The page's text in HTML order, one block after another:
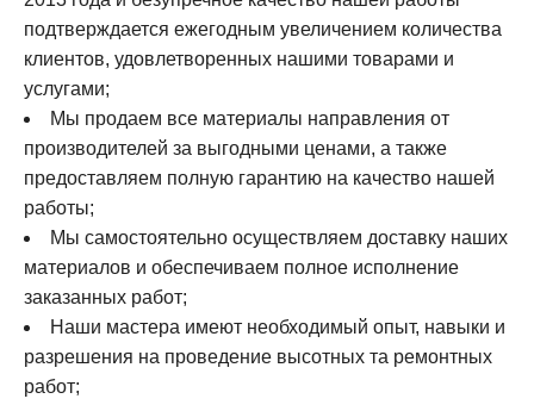
подтверждается ежегодным увеличением количества
клиентов, удовлетворенных нашими товарами и
услугами;
Мы продаем все материалы направления от
производителей за выгодными ценами, а также
предоставляем полную гарантию на качество нашей
работы;
Мы самостоятельно осуществляем доставку наших
материалов и обеспечиваем полное исполнение
заказанных работ;
Наши мастера имеют необходимый опыт, навыки и
разрешения на проведение высотных та ремонтных
работ;